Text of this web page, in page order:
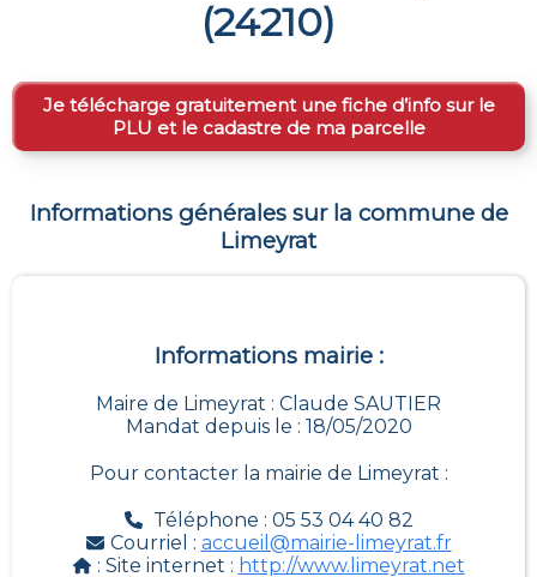
(24210)
Je télécharge gratuitement une fiche d’info sur le
PLU et le cadastre de ma parcelle
Informations générales sur la commune de
Limeyrat
Informations mairie :
Maire de Limeyrat : Claude SAUTIER
Mandat depuis le : 18/05/2020
Pour contacter la mairie de Limeyrat :
Téléphone : 05 53 04 40 82
Courriel : accueil@mairie-limeyrat.fr
: Site internet : http://www.limeyrat.net